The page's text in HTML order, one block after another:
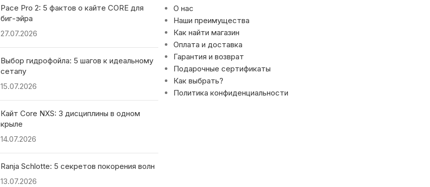
Pace Pro 2: 5 фактов о кайте CORE для
биг-эйра
27.07.2026
Выбор гидрофойла: 5 шагов к идеальному
сетапу
15.07.2026
Кайт Core NXS: 3 дисциплины в одном
крыле
14.07.2026
Ranja Schlotte: 5 секретов покорения волн
13.07.2026
О нас
Наши преимущества
Как найти магазин
Оплата и доставка
Гарантия и возврат
Подарочные сертификаты
Как выбрать?
Политика конфиденциальности